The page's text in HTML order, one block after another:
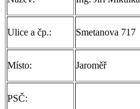
Ulice a čp.: Smetanova 717
Místo: Jaroměř
PSČ: